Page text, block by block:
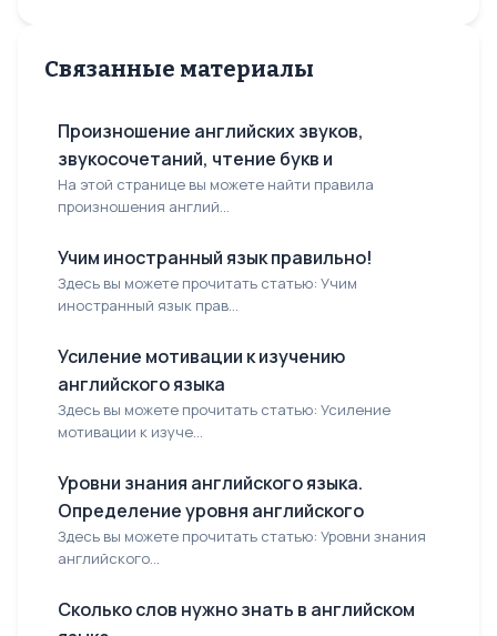
Связанные материалы
Произношение английских звуков,
звукосочетаний, чтение букв и
На этой странице вы можете найти правила
произношения англий...
Учим иностранный язык правильно!
Здесь вы можете прочитать статью: Учим
иностранный язык прав...
Усиление мотивации к изучению
английского языка
Здесь вы можете прочитать статью: Усиление
мотивации к изуче...
Уровни знания английского языка.
Определение уровня английского
Здесь вы можете прочитать статью: Уровни знания
английского...
Сколько слов нужно знать в английском